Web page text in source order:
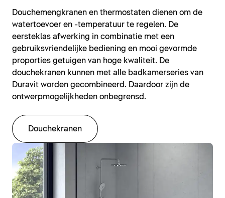
Douchemengkranen en thermostaten dienen om de
watertoevoer en -temperatuur te regelen. De
eersteklas afwerking in combinatie met een
gebruiksvriendelijke bediening en mooi gevormde
proporties getuigen van hoge kwaliteit. De
douchekranen kunnen met alle badkamerseries van
Duravit worden gecombineerd. Daardoor zijn de
ontwerpmogelijkheden onbegrensd.
Douchekranen